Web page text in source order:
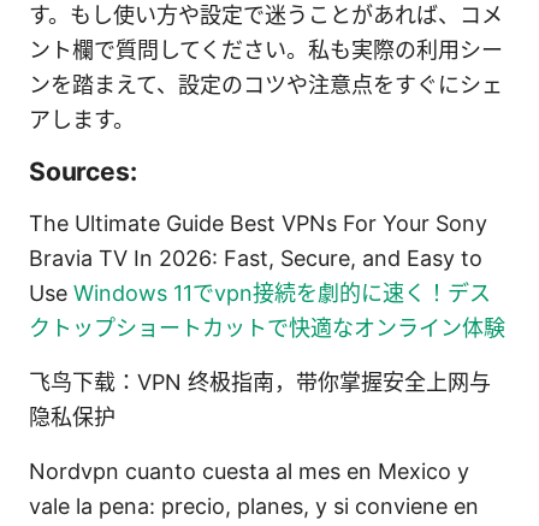
す。もし使い方や設定で迷うことがあれば、コメ
ント欄で質問してください。私も実際の利用シー
ンを踏まえて、設定のコツや注意点をすぐにシェ
アします。
Sources:
The Ultimate Guide Best VPNs For Your Sony
Bravia TV In 2026: Fast, Secure, and Easy to
Use Windows 11でvpn接続を劇的に速く！デス
クトップショートカットで快適なオンライン体験
飞鸟下载：VPN 终极指南，带你掌握安全上网与
隐私保护
Nordvpn cuanto cuesta al mes en Mexico y
vale la pena: precio, planes, y si conviene en